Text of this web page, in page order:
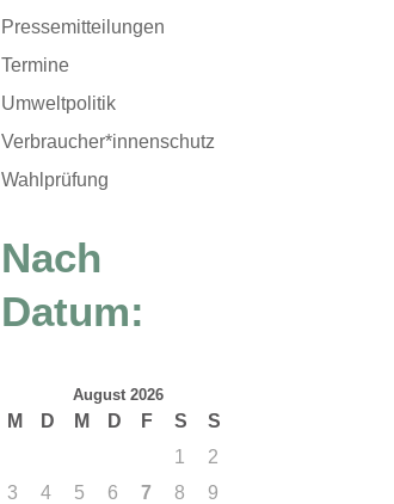
Pressemitteilungen
Termine
Umweltpolitik
Verbraucher*innenschutz
Wahlprüfung
Nach
Datum:
August 2026
M D M D F S
S
1
2
3
4 5 6 7 8
9